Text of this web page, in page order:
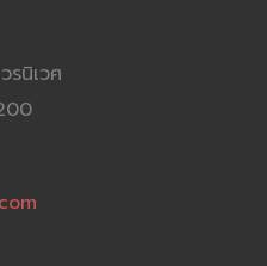
รนิเวศ